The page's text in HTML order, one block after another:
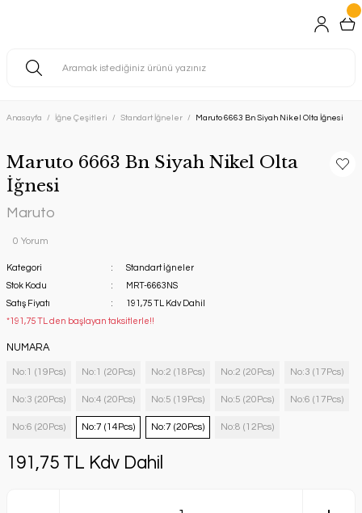
Anasayfa İğne Çeşitleri Standart İğneler Maruto 6663 Bn Siyah Nikel Olta İğnesi
Maruto 6663 Bn Siyah Nikel Olta
İğnesi
Maruto
0 Yorum
Kategori
Standart İğneler
Stok Kodu
MRT-6663NS
Satış Fiyatı
191,75 TL Kdv Dahil
*191,75 TL den başlayan taksitlerle!!
NUMARA
No:1 (19Pcs) No:1 (20Pcs) No:2 (18Pcs) No:2 (20Pcs) No:3 (17Pcs)
No:3 (20Pcs) No:4 (20Pcs) No:5 (19Pcs) No:5 (20Pcs) No:6 (17Pcs)
No:6 (20Pcs) No:7 (14Pcs) No:7 (20Pcs) No:8 (12Pcs)
191,75 TL Kdv Dahil